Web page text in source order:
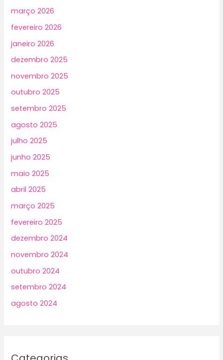
março 2026
fevereiro 2026
janeiro 2026
dezembro 2025
novembro 2025
outubro 2025
setembro 2025
agosto 2025
julho 2025
junho 2025
maio 2025
abril 2025
março 2025
fevereiro 2025
dezembro 2024
novembro 2024
outubro 2024
setembro 2024
agosto 2024